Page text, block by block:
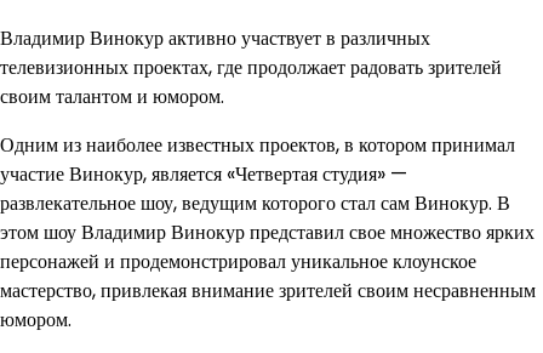
Владимир Винокур активно участвует в различных
телевизионных проектах, где продолжает радовать зрителей
своим талантом и юмором.
Одним из наиболее известных проектов, в котором принимал
участие Винокур, является «Четвертая студия» —
развлекательное шоу, ведущим которого стал сам Винокур. В
этом шоу Владимир Винокур представил свое множество ярких
персонажей и продемонстрировал уникальное клоунское
мастерство, привлекая внимание зрителей своим несравненным
юмором.